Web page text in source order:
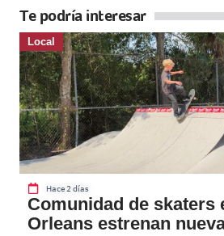
Te podría interesar
Local
Hace 2 días
Comunidad de skaters
Orleans estrenan